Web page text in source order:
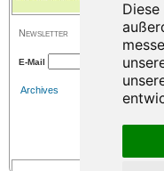
Newsletter
E-Mail
Archives